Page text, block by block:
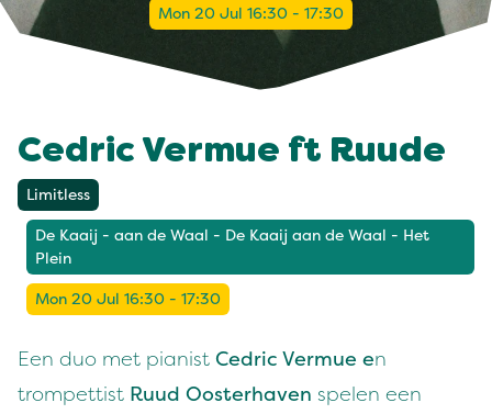
Mon 20 Jul 16:30 - 17:30
Cedric Vermue ft Ruude
Limitless
De Kaaij - aan de Waal - De Kaaij aan de Waal - Het
Plein
Mon 20 Jul 16:30 - 17:30
Een duo met pianist Cedric Vermue en
trompettist Ruud Oosterhaven spelen een